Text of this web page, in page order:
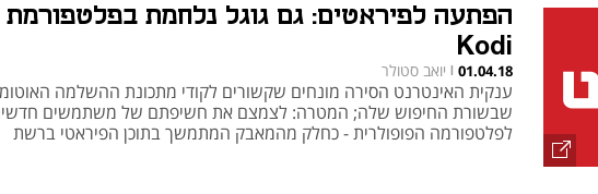
הפתעה לפיראטים: גם גוגל נלחמת בפלטפורמת
Kodi
01.04.18
| יואב סטולר
ענקית האינטרנט הסירה מונחים שקשורים לקודי מתכונת ההשלמה
שבשורת החיפוש שלה; המטרה: לצמצם את חשיפתם של משתמשים
לפלטפורמה הפופולרית - כחלק מהמאבק המתמשך בתוכן הפיראטי ברשת